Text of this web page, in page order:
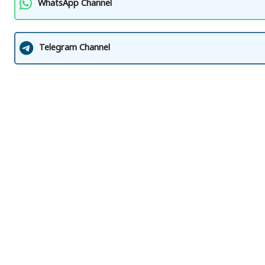
WhatsApp Channel
Telegram Channel